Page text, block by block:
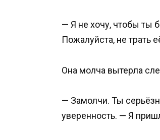
— Я не хочу, чтобы ты
Пожалуйста, не трать
Она молча вытерла
— Замолчи. Ты
уверенность. — Я